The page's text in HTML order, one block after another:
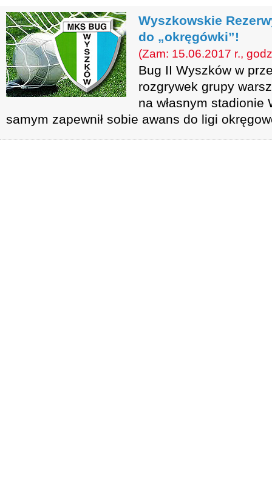
Wyszkowskie
do „okręgówki”!
(Zam: 15.06.2017 r.,
Bug II Wyszków w
rozgrywek grupy
na własnym stadionie
samym zapewnił sobie awans do ligi